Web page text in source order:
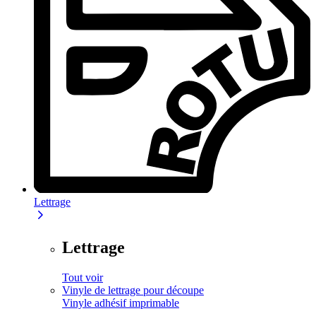
Lettrage
Lettrage
Tout voir
Vinyle de lettrage pour découpe
Vinyle adhésif imprimable